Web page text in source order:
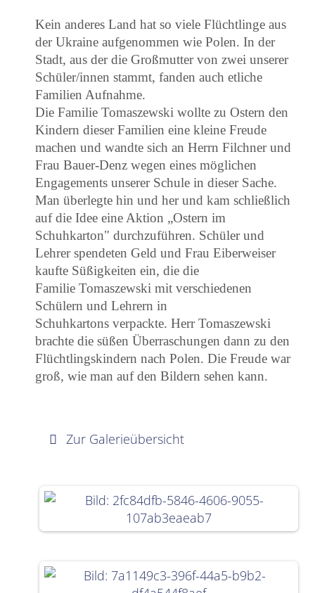
Kein anderes Land hat so viele Flüchtlinge aus
der Ukraine aufgenommen wie Polen. In der
Stadt, aus der die Großmutter von zwei unserer
Schüler/innen stammt, fanden auch etliche
Familien Aufnahme.
Die Familie Tomaszewski wollte zu Ostern den
Kindern dieser Familien eine kleine Freude
machen und wandte sich an Herrn Filchner und
Frau Bauer-Denz wegen eines möglichen
Engagements unserer Schule in dieser Sache.
Man überlegte hin und her und kam schließlich
auf die Idee eine Aktion „Ostern im
Schuhkarton" durchzuführen. Schüler und
Lehrer spendeten Geld und Frau Eiberweiser
kaufte Süßigkeiten ein, die die
Familie Tomaszewski mit verschiedenen
Schülern und Lehrern in
Schuhkartons verpackte. Herr Tomaszewski
brachte die süßen Überraschungen dann zu den
Flüchtlingskindern nach Polen. Die Freude war
groß, wie man auf den Bildern sehen kann.
Zur Galerieübersicht